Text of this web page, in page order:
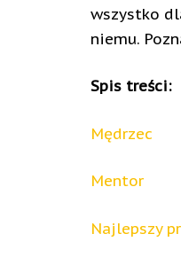
wszystko
niemu.
Spis treści:
Mędrzec
Mentor
Najlepszy